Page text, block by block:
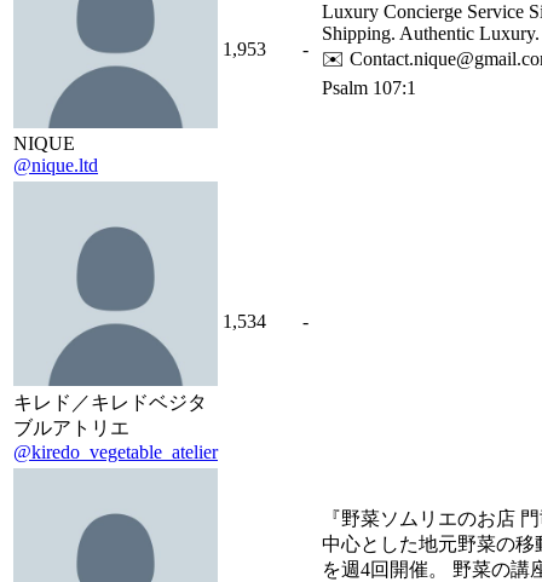
NIQUE
@nique.ltd
1,953 -
Luxury Concierge Service
Shipping. Authentic
✉️
Psalm 107:1
キレド／キレドベジタ
ブルアトリエ
@kiredo_vegetable_atelier
1,534 -
『野菜ソムリエのお店
中心とした地元野菜の
を週4回開催。 野菜の講